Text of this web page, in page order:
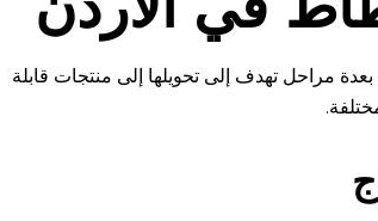
مراحل تهدف إلى تحويلها إلى منتجات قابلة